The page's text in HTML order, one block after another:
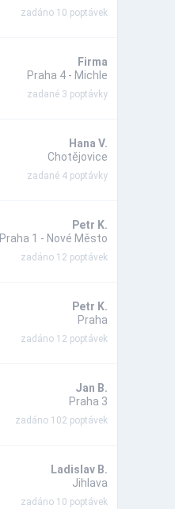
zadáno 10 poptávek
Firma
Praha 4 - Michle
zadané 3 poptávky
Hana V.
Chotějovice
zadané 4 poptávky
Petr K.
Praha 1 - Nové Město
zadáno 12 poptávek
Petr K.
Praha
zadáno 12 poptávek
Jan B.
Praha 3
zadáno 102 poptávek
Ladislav B.
Jihlava
zadáno 10 poptávek